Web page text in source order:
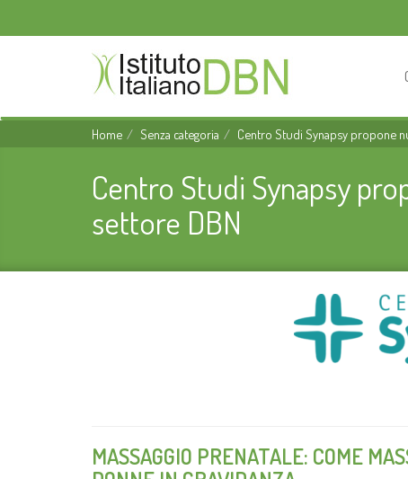
Home Senza categoria Centro Studi Synapsy propone
Centro Studi Synapsy
settore DBN
MASSAGGIO PRENATALE: COME